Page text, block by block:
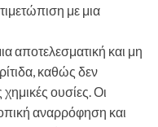
αποτελεσματική και μη
καθώς δεν
ουσίες. Οι
αναρρόφηση και